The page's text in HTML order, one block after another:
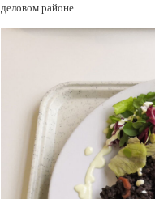
деловом районе.